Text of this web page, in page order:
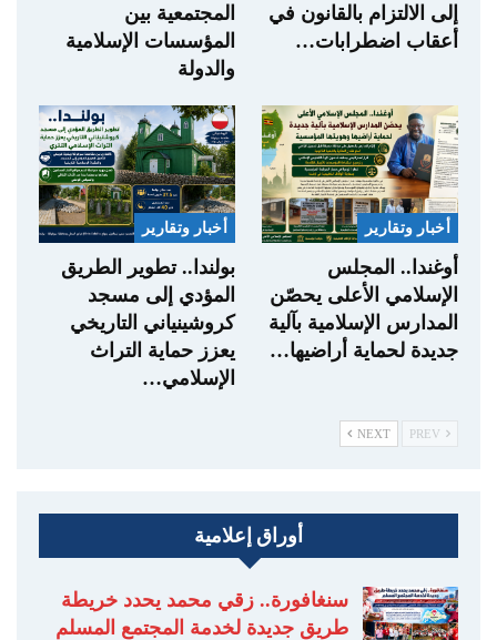
إلى الالتزام بالقانون في
أعقاب اضطرابات…
المجتمعية بين
المؤسسات الإسلامية
والدولة
أخبار وتقارير
أوغندا.. المجلس
الإسلامي الأعلى يحصّن
المدارس الإسلامية بآلية
جديدة لحماية أراضيها…
أخبار وتقارير
بولندا.. تطوير الطريق
المؤدي إلى مسجد
كروشينياني التاريخي
يعزز حماية التراث
الإسلامي…
NEXT
أوراق إعلامية
سنغافورة.. زقي محمد يحدد خريطة
طريق جديدة لخدمة المجتمع المسلم